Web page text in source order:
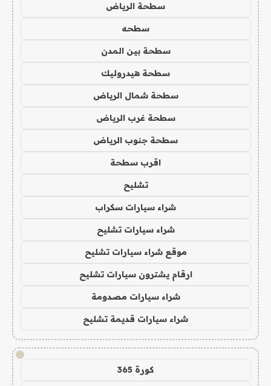
سطحة الرياض
سطحه
سطحة بين المدن
سطحة هيدروليك
سطحة شمال الرياض
سطحة غرب الرياض
سطحة جنوب الرياض
اقرب سطحة
تشليح
شراء سيارات سكراب
شراء سيارات تشليح
موقع شراء سيارات تشليح
ارقام يشترون سيارات تشليح
شراء سيارات مصدومة
شراء سيارات قديمة تشليح
!
كورة 365